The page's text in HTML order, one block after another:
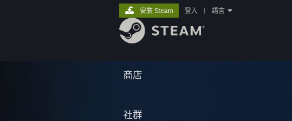
商店
社群
安裝 Steam 登入 語言